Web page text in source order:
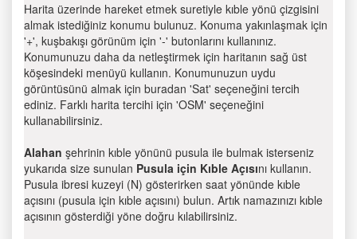
Harita üzerinde hareket etmek suretiyle kıble yönü çizgisini
almak istediğiniz konumu bulunuz. Konuma yakınlaşmak için
'+', kuşbakışı görünüm için '-' butonlarını kullanınız.
Konumunuzu daha da netleştirmek için haritanın sağ üst
köşesindeki menüyü kullanın. Konumunuzun uydu
görüntüsünü almak için buradan 'Sat' seçeneğini tercih
ediniz. Farklı harita tercihi için 'OSM' seçeneğini
kullanabilirsiniz.
Alahan şehrinin kıble yönünü pusula ile bulmak isterseniz
yukarıda size sunulan Pusula için Kıble Açısını kullanın.
Pusula ibresi kuzeyi (N) gösterirken saat yönünde kıble
açısını (pusula için kıble açısını) bulun. Artık namazınızı kıble
açısının gösterdiği yöne doğru kılabilirsiniz.